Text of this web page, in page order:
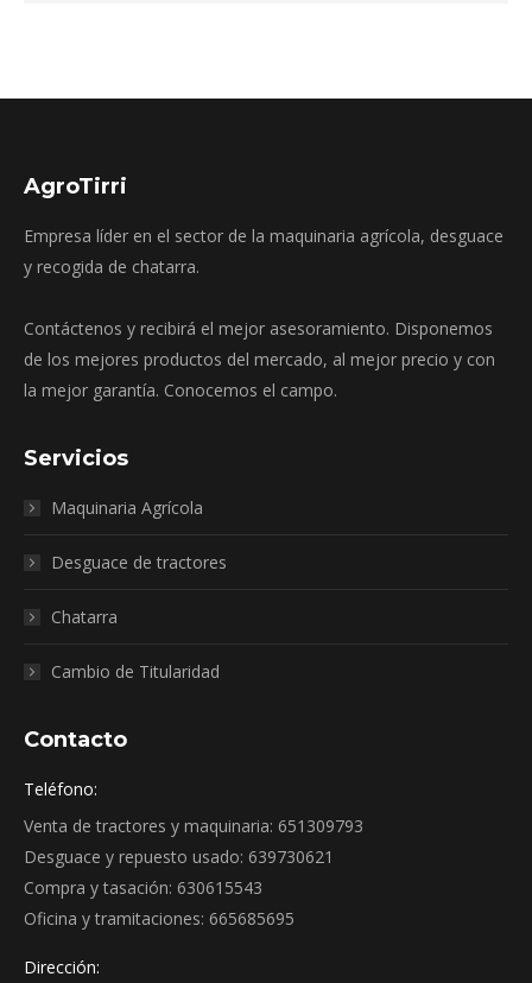
AgroTirri
Empresa líder en el sector de la maquinaria agrícola, desguace
y recogida de chatarra.
Contáctenos y recibirá el mejor asesoramiento. Disponemos
de los mejores productos del mercado, al mejor precio y con
la mejor garantía. Conocemos el campo.
Servicios
Maquinaria Agrícola
Desguace de tractores
Chatarra
Cambio de Titularidad
Contacto
Teléfono:
Venta de tractores y maquinaria: 651309793
Desguace y repuesto usado: 639730621
Compra y tasación: 630615543
Oficina y tramitaciones: 665685695
Dirección: